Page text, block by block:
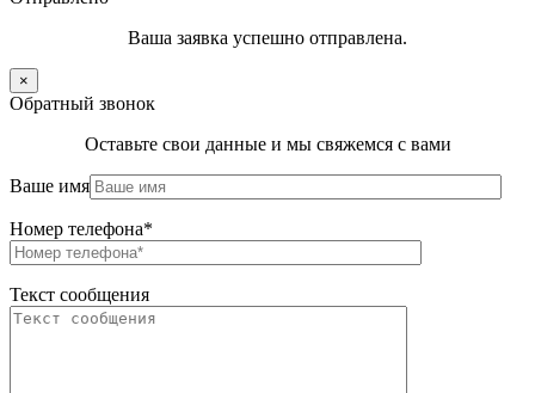
Ваша заявка успешно отправлена.
×
Обратный звонок
Оставьте свои данные и мы свяжемся с вами
Ваше имя
Номер телефона*
Текст сообщения